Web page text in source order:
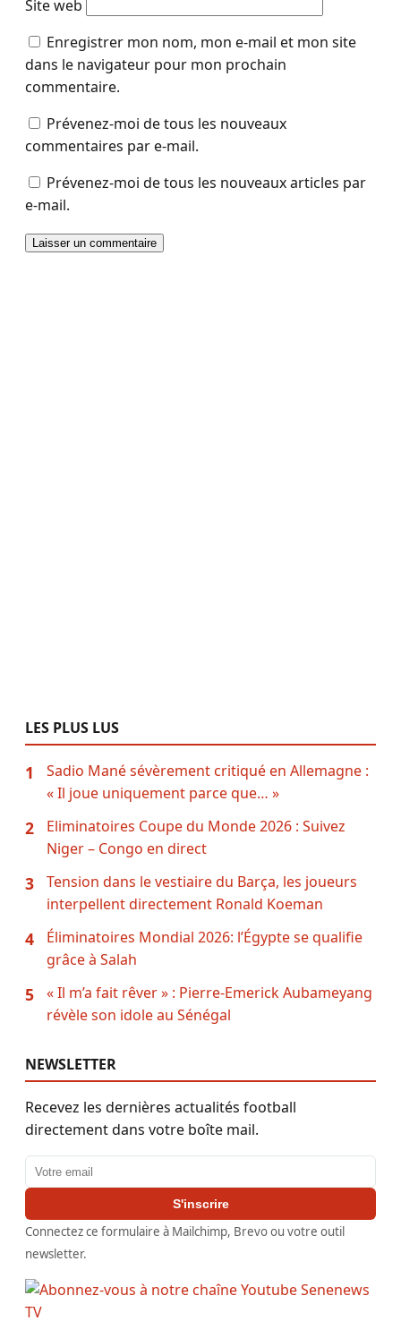
Site web
Enregistrer mon nom, mon e-mail et mon site
dans le navigateur pour mon prochain
commentaire.
Prévenez-moi de tous les nouveaux
commentaires par e-mail.
Prévenez-moi de tous les nouveaux articles par
e-mail.
LES PLUS LUS
1
Sadio Mané sévèrement critiqué en Allemagne :
« Il joue uniquement parce que… »
2
Eliminatoires Coupe du Monde 2026 : Suivez
Niger – Congo en direct
3
Tension dans le vestiaire du Barça, les joueurs
interpellent directement Ronald Koeman
4
Éliminatoires Mondial 2026: l’Égypte se qualifie
grâce à Salah
5
« Il m’a fait rêver » : Pierre-Emerick Aubameyang
révèle son idole au Sénégal
NEWSLETTER
Recevez les dernières actualités football
directement dans votre boîte mail.
Adresse email
S'inscrire
Connectez ce formulaire à Mailchimp, Brevo ou votre outil
newsletter.